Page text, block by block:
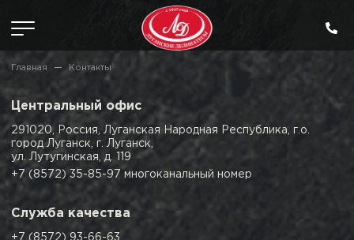
Главная Контакты
Центральный офис
291020, Россия, Луганская Народная Республика, г.о.
город Луганск, г. Луганск,
ул. Лутугинская, д. 119
+7 (8572) 35-85-97 многоканальный номер
Служба качества
+7 (8572) 93-66-63